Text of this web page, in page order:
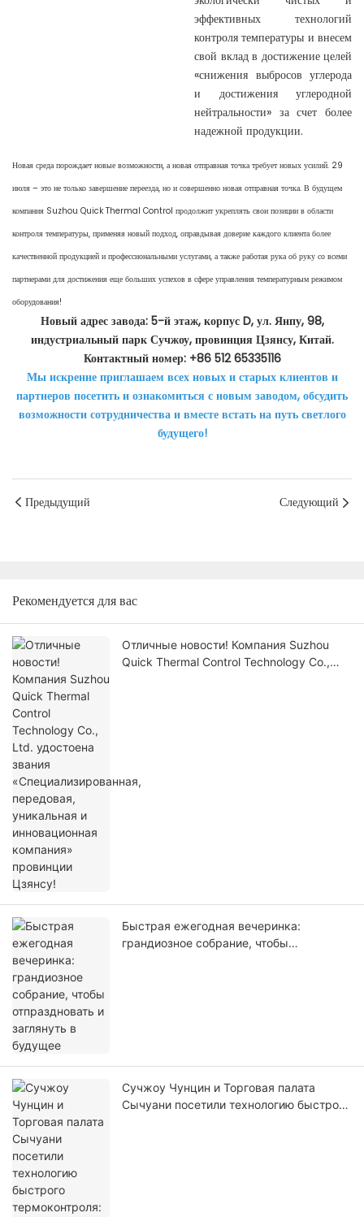
эффективных технологий
контроля температуры и внесем
свой вклад в достижение целей
«снижения выбросов углерода
и достижения углеродной
нейтральности» за счет более
надежной продукции.
Новая среда порождает новые возможности, а новая отправная точка требует новых усилий. 29
июля – это не только завершение переезда, но и совершенно новая отправная точка. В будущем
компания Suzhou Quick Thermal Control продолжит укреплять свои позиции в области
контроля температуры, применяя новый подход, оправдывая доверие каждого клиента более
качественной продукцией и профессиональными услугами, а также работая рука об руку со всеми
партнерами для достижения еще больших успехов в сфере управления температурным режимом
оборудования!
Новый адрес завода: 5-й этаж, корпус D, ул. Янпу, 98,
индустриальный парк Сучжоу, провинция Цзянсу, Китай.
Контактный номер: +86 512 65335116
Мы искренне приглашаем всех новых и старых клиентов и
партнеров посетить и ознакомиться с новым заводом, обсудить
возможности сотрудничества и вместе встать на путь светлого
будущего!
Предыдущий Следующий
Рекомендуется для вас
Отличные новости! Компания Suzhou
Quick Thermal Control Technology Co.,
Быстрая ежегодная вечеринка:
грандиозное собрание, чтобы
Сучжоу Чунцин и Торговая палата
Сычуани посетили технологию быстрого